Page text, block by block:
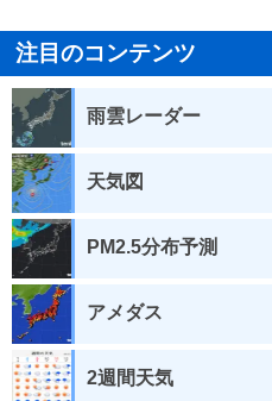
注目のコンテンツ
雨雲レーダー
天気図
PM2.5分布予測
アメダス
2週間天気